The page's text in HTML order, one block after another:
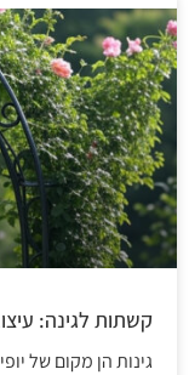
קשתות לגינה:
גינות הן מקום של